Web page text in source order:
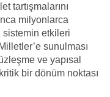
tartışmalarını
milyonlarca
sistemin etkileri
sunulması
ve yapısal
bir dönüm noktası